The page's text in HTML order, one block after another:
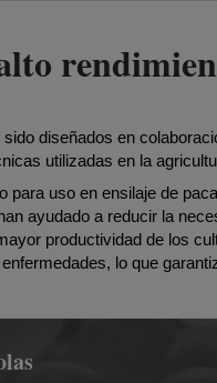
diseñados en
utilizadas en la
para uso en ensilaje de
ayudado a reducir la
productividad de los
lo que